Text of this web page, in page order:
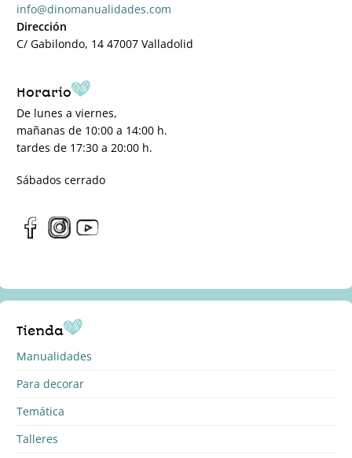
info@dinomanualidades.com
Dirección
C/ Gabilondo, 14 47007 Valladolid
Horario
De lunes a viernes,
mañanas de 10:00 a 14:00 h.
tardes de 17:30 a 20:00 h.
Sábados cerrado
Tienda
Manualidades
Para decorar
Temática
Talleres